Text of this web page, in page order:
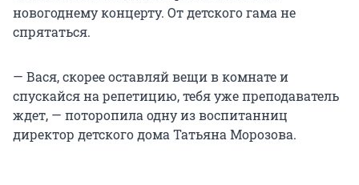
новогоднему концерту. От детского гама не
спрятаться.
— Вася, скорее оставляй вещи в комнате и
спускайся на репетицию, тебя уже преподаватель
ждет, — поторопила одну из воспитанниц
директор детского дома Татьяна Морозова.